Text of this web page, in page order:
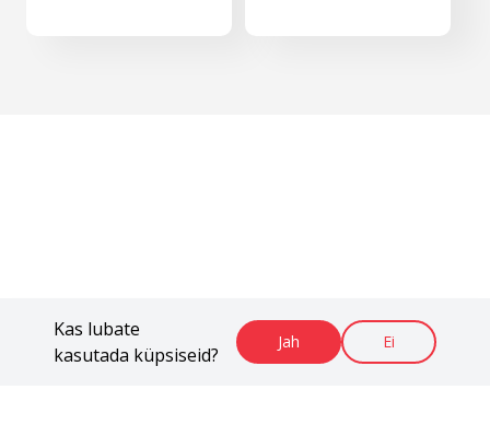
Kas lubate
kasutada küpsiseid?
Jah Ei